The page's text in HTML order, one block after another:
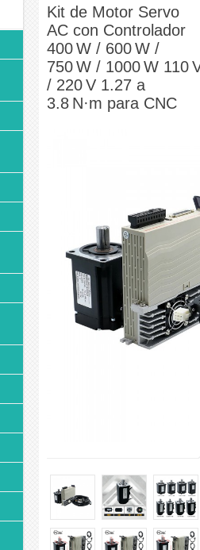
Kit de Motor Servo
AC con Controlador
400 W / 600 W /
750 W / 1000 W 110
/ 220 V 1.27 a
3.8 N·m para CNC